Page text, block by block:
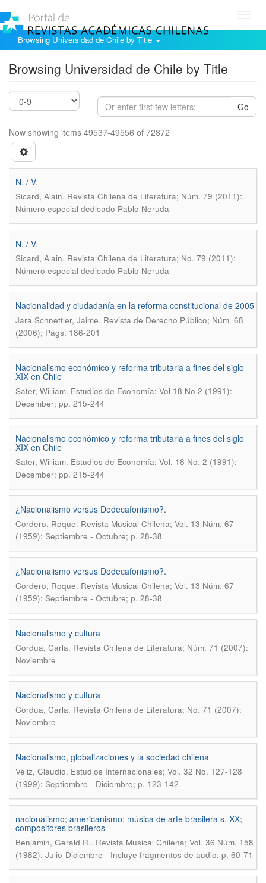
Browsing Universidad de Chile by Title
Browsing Universidad de Chile by Title
Go
Now showing items 49537-49556 of 72872
N. / V.
Sicard, Alain. Revista Chilena de Literatura; Núm. 79 (2011):
Número especial dedicado Pablo Neruda
N. / V.
Sicard, Alain. Revista Chilena de Literatura; No. 79 (2011):
Número especial dedicado Pablo Neruda
Nacionalidad y ciudadanía en la reforma constitucional de 2005
Jara Schnettler, Jaime. Revista de Derecho Público; Núm. 68
(2006); Págs. 186-201
Nacionalismo económico y reforma tributaria a fines del siglo
XIX en Chile
Sater, William. Estudios de Economía; Vol 18 No 2 (1991):
December; pp. 215-244
Nacionalismo económico y reforma tributaria a fines del siglo
XIX en Chile
Sater, William. Estudios de Economía; Vol. 18 No. 2 (1991):
December; pp. 215-244
¿Nacionalismo versus Dodecafonismo?.
Cordero, Roque. Revista Musical Chilena; Vol. 13 Núm. 67
(1959): Septiembre - Octubre; p. 28-38
¿Nacionalismo versus Dodecafonismo?.
Cordero, Roque. Revista Musical Chilena; Vol. 13 Núm. 67
(1959): Septiembre - Octubre; p. 28-38
Nacionalismo y cultura
Cordua, Carla. Revista Chilena de Literatura; Núm. 71 (2007):
Noviembre
Nacionalismo y cultura
Cordua, Carla. Revista Chilena de Literatura; No. 71 (2007):
Noviembre
Nacionalismo, globalizaciones y la sociedad chilena
Veliz, Claudio. Estudios Internacionales; Vol. 32 No. 127-128
(1999): Septiembre - Diciembre; p. 123-142
nacionalismo; americanismo; música de arte brasilera s. XX;
compositores brasileros
Benjamin, Gerald R.. Revista Musical Chilena; Vol. 36 Núm. 158
(1982): Julio-Diciembre - Incluye fragmentos de audio; p. 60-71